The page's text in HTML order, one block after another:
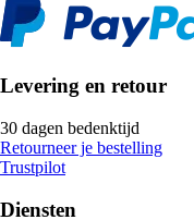
Levering en retour
30 dagen bedenktijd
Retourneer je bestelling
Trustpilot
Diensten